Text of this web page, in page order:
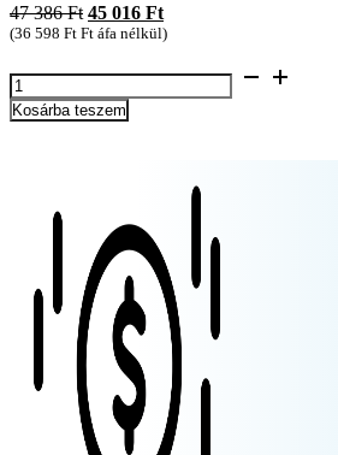
47 386Ft Original
price
47
386 Ft.
45 016 FtCurrent
price
45
016 Ft.
(36 598 Ft Ft áfa nélkül)
RAIMONDI
csempetörő
6-
169TM01AN)
Kosárba teszem